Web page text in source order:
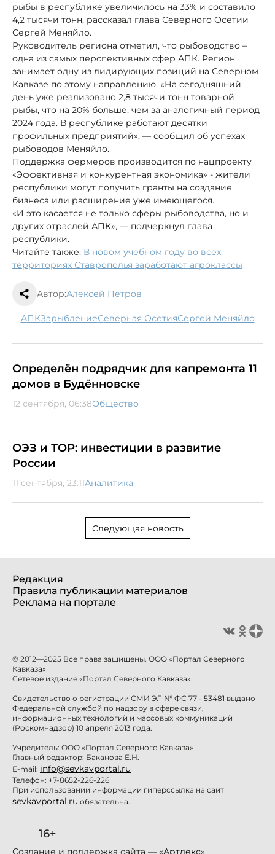
рыбы в республике увеличилось на 33% и составило
4,2 тысячи тонн, рассказал глава Северного Осетии
Сергей Меняйло.
Руководитель региона отметил, что рыбоводство –
одна из самых перспективных сфер АПК. Регион
занимает одну из лидирующих позиций на Северном
Кавказе по этому направлению. «На сегодняшний
день уже реализовано 2,8 тысячи тонн товарной
рыбы, что на 20% больше, чем за аналогичный период
2024 года. В республике работают десятки
профильных предприятий», — сообщил об успехах
рыбоводов Меняйло.
Поддержка фермеров производится по нацпроекту
«Эффективная и конкурентная экономика» - жители
республики могут получить гранты на создание
бизнеса или расширение уже имеющегося.
«И это касается не только сферы рыбоводства, но и
других отраслей АПК», — подчеркнул глава
республики.
Читайте также: В новом учебном году во всех
территориях Ставрополья заработают агроклассы
Автор:Алексей Петров
АПК зарыбление Северная Осетия Сергей Меняйло
Определён подрядчик для капремонта 11
домов в Будённовске
12 сентября, 06:38Общество
ОЭЗ и ТОР: инвестиции в развитие
России
11 сентября, 23:11Аналитика
Следующая новость
Редакция
Правила публикации материалов
Реклама на портале
© 2012—2025 Все права защищены. ООО «Портал Северного
Кавказа»
Сетевое издание «Портал Северного Кавказа».
Свидетельство о регистрации СМИ ЭЛ № ФС 77 - 53481 выдано
Федеральной службой по надзору в сфере связи,
информационных технологий и массовых коммуникаций
(Роскомнадзор) 10 апреля 2013 года.
Учредитель: ООО «Портал Северного Кавказа»
Главный редактор: Баканова Е.Н.
E-mail: info@sevkavportal.ru
Телефон: +7-8652-226-226
При использовании информации гиперссылка на сайт
sevkavportal.ru обязательна.
16+
Создание и поддержка сайта — «Артлекс»